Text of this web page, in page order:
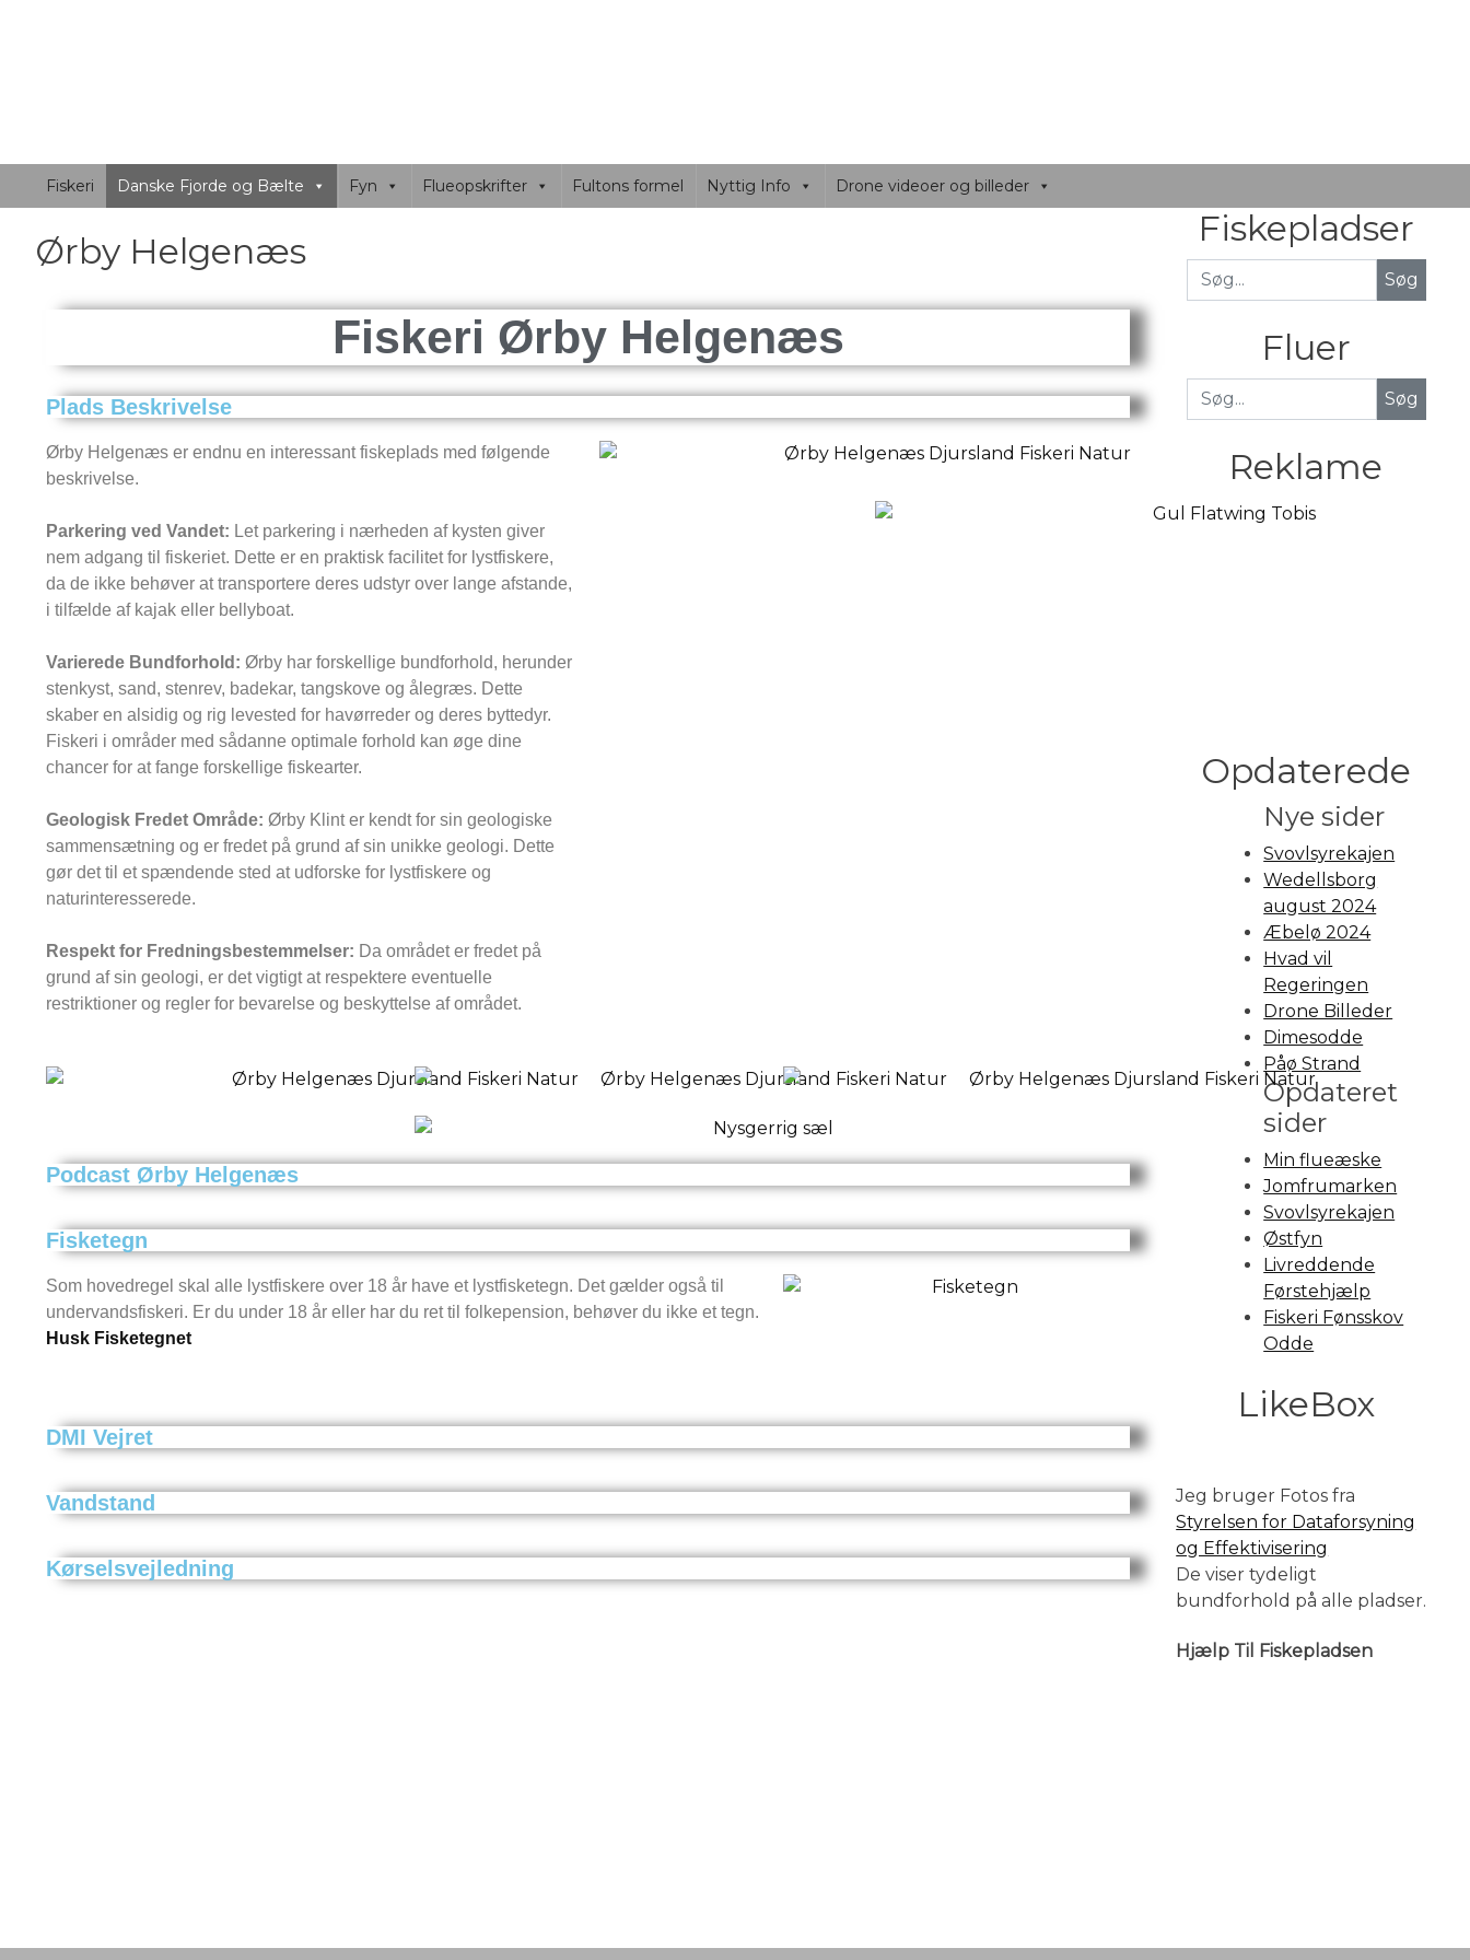
Fiskeri Danske Fjorde og Bælte Fyn Flueopskrifter Fultons formel Nyttig Info Drone videoer og billeder
Ørby Helgenæs
Fiskeri Ørby Helgenæs
Plads Beskrivelse
Ørby Helgenæs er endnu en interessant fiskeplads med følgende
beskrivelse.
Parkering ved Vandet: Let parkering i nærheden af kysten giver
nem adgang til fiskeriet. Dette er en praktisk facilitet for lystfiskere,
da de ikke behøver at transportere deres udstyr over lange afstande,
i tilfælde af kajak eller bellyboat.
Varierede Bundforhold: Ørby har forskellige bundforhold, herunder
stenkyst, sand, stenrev, badekar, tangskove og ålegræs. Dette
skaber en alsidig og rig levested for havørreder og deres byttedyr.
Fiskeri i områder med sådanne optimale forhold kan øge dine
chancer for at fange forskellige fiskearter.
Geologisk Fredet Område: Ørby Klint er kendt for sin geologiske
sammensætning og er fredet på grund af sin unikke geologi. Dette
gør det til et spændende sted at udforske for lystfiskere og
naturinteresserede.
Respekt for Fredningsbestemmelser: Da området er fredet på
grund af sin geologi, er det vigtigt at respektere eventuelle
restriktioner og regler for bevarelse og beskyttelse af området.
Podcast Ørby Helgenæs
Fisketegn
Som hovedregel skal alle lystfiskere over 18 år have et lystfisketegn. Det gælder også til
undervandsfiskeri. Er du under 18 år eller har du ret til folkepension, behøver du ikke et tegn.
Husk Fisketegnet
DMI Vejret
Vandstand
Kørselsvejledning
Fiskepladser
Fluer
Søg
Reklame
Opdaterede
Nye sider
Svovlsyrekajen
Wedellsborg
august 2024
Æbelø 2024
Hvad vil
Regeringen
Drone Billeder
Dimesodde
Påø Strand
Opdateret
sider
Min flueæske
Jomfrumarken
Svovlsyrekajen
Østfyn
Livreddende
Førstehjælp
Fiskeri Fønsskov
Odde
LikeBox
Jeg bruger Fotos fra
Styrelsen for Dataforsyning
og Effektivisering
De viser tydeligt
bundforhold på alle pladser.
Hjælp Til Fiskepladsen